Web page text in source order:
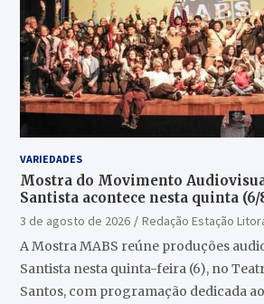
VARIEDADES
Mostra do Movimento
Santista acontece nesta quinta
Guarany
3 de agosto de 2026
Redação Estação
A Mostra MABS reúne produções
Santista nesta quinta-feira (6), no
Santos, com programação dedicada